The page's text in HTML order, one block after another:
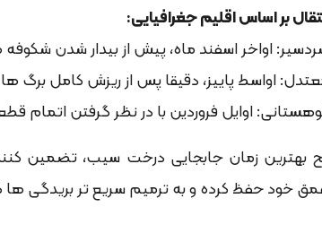
بر اساس اقلیم جغرافیایی:
اواخر اسفند ماه، پیش از بیدار شدن
اواسط پاییز، دقیقا پس از ریزش کامل برگ
اوایل فروردین با در نظر گرفتن اتمام
بهترین زمان جابجایی درخت سیب، تضمین
خود حفظ کرده و به ترمیم سریع تر بریدگی